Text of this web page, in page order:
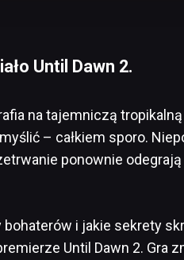
Until Dawn 2.
na tajemniczą
– całkiem sporo.
ponownie
i jakie sekrety
Until Dawn 2. Gra